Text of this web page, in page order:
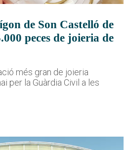
de Son Castelló de
peces de joieria de
més gran de joieria
per la Guàrdia Civil a les